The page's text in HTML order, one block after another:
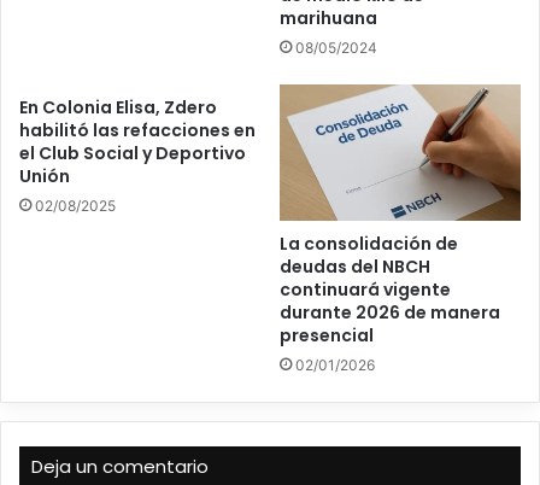
marihuana
08/05/2024
En Colonia Elisa, Zdero
habilitó las refacciones en
el Club Social y Deportivo
Unión
02/08/2025
La consolidación de
deudas del NBCH
continuará vigente
durante 2026 de manera
presencial
02/01/2026
Deja un comentario